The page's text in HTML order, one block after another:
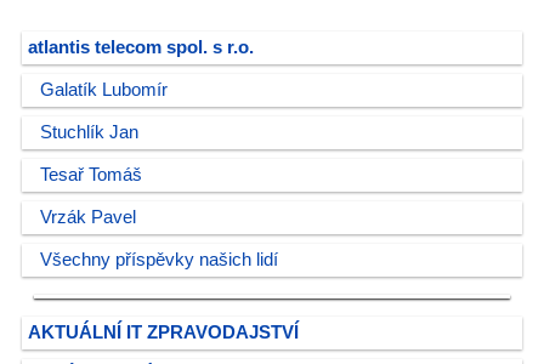
atlantis telecom spol. s r.o.
Galatík Lubomír
Stuchlík Jan
Tesař Tomáš
Vrzák Pavel
Všechny příspěvky našich lidí
AKTUÁLNÍ IT ZPRAVODAJSTVÍ